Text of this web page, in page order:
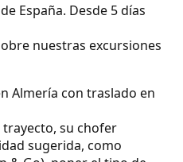
España. Desde 5 días
nuestras excursiones
Almería con traslado en
trayecto, su chofer
sugerida, como